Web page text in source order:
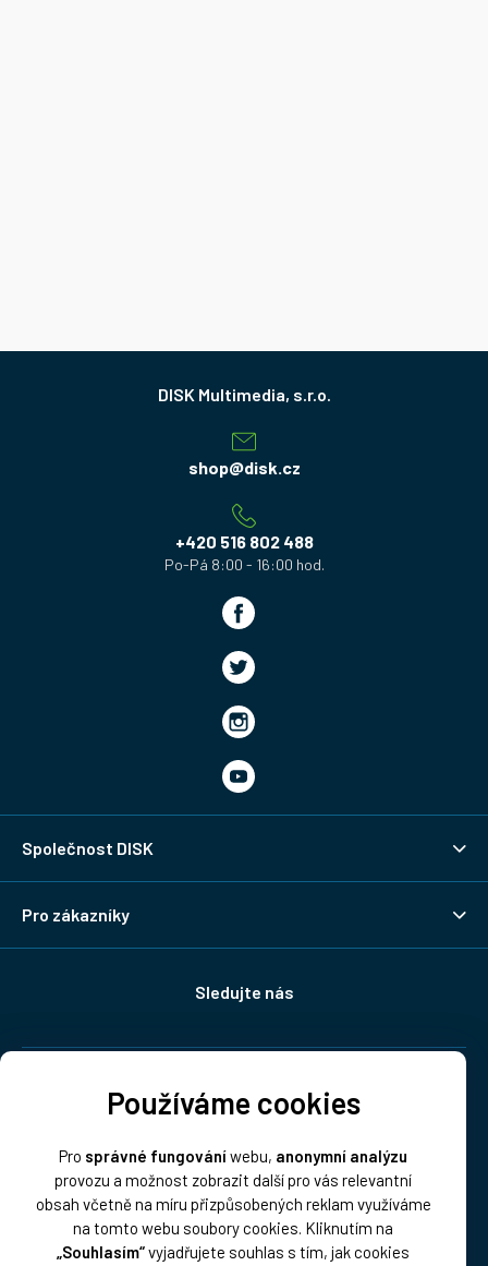
Používáme cookies
Pro správné fungováníwebu, anonymní analýzu
provozu a možnost zobrazit další pro vás relevantní
obsah včetně na míru přizpůsobených reklam využíváme
na tomto webu soubory cookies. Kliknutím na
„Souhlasím“vyjadřujete souhlas s tím, jak cookies
shop@disk.cz
+420 516 802 488
Společnost DISK
Pro zákazníky
Sledujte nás
Platba: